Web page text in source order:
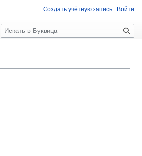
Создать учётную запись Войти
П
о
к